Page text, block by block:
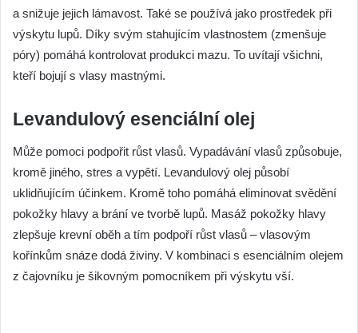
a snižuje jejich lámavost. Také se používá jako prostředek při
výskytu lupů. Díky svým stahujícím vlastnostem (zmenšuje
póry) pomáhá kontrolovat produkci mazu. To uvítají všichni,
kteří bojují s vlasy mastnými.
Levandulový esenciální olej
Může pomoci podpořit růst vlasů. Vypadávání vlasů způsobuje,
kromě jiného, stres a vypětí. Levandulový olej působí
uklidňujícím účinkem. Kromě toho pomáhá eliminovat svědění
pokožky hlavy a brání ve tvorbě lupů. Masáž pokožky hlavy
zlepšuje krevní oběh a tím podpoří růst vlasů – vlasovým
kořínkům snáze dodá živiny. V kombinaci s esenciálním olejem
z čajovníku je šikovným pomocníkem při výskytu vší.